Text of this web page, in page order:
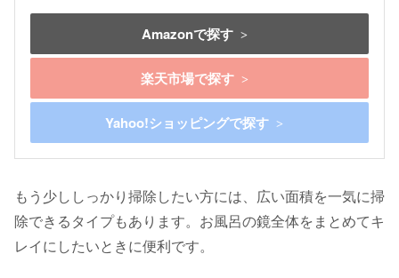
Amazonで探す
楽天市場で探す
Yahoo!ショッピングで探す
もう少ししっかり掃除したい方には、広い面積を一気に掃
除できるタイプもあります。お風呂の鏡全体をまとめてキ
レイにしたいときに便利です。